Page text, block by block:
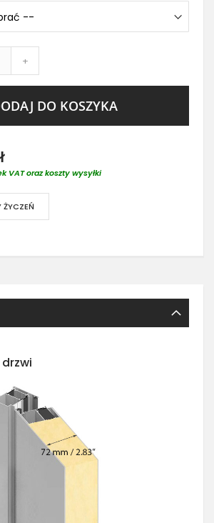
+
DO KOSZYKA
VAT oraz koszty wysyłki
ŻYCZEŃ